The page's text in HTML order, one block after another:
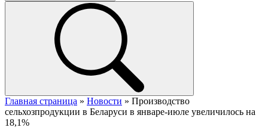
Главная страница » Новости » Производство
сельхозпродукции в Беларуси в январе-июле увеличилось на
18,1%